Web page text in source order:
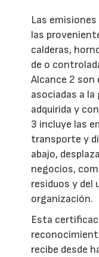
Las
las
calderas,
de o
Alcance 2
asociadas a
adquirida y
3 incluye las
transporte y
abajo,
negocios,
residuos y del
organización.
Esta
recibe desde